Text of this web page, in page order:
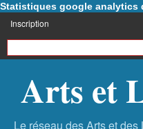
Statistiques google analytics
Inscription
Arts et